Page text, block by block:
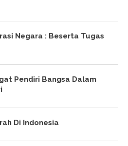
Negara : Beserta Tugas
Pendiri Bangsa Dalam
Di Indonesia